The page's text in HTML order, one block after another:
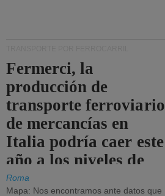
Fermerci, la
producción de
transporte ferroviario
de mercancías en
Italia podría caer este
año a los niveles de
2015.
Roma
Mapa: Nos encontramos ante datos que